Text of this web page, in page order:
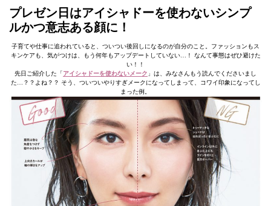
プレゼン日はアイシャドーを使わないシンプ
ルかつ意志ある顔に！
子育てや仕事に追われていると、ついつい後回しになるのが自分のこと。ファッションもス
キンケアも、気がつけは、もう何年もアップデートしていない…！ なんて事態はぜひ避けた
い！！
先日ご紹介した「アイシャドーを使わないメーク 」は、みなさんもう読んでくださいまし
た…？？よね？？ そう、ついついやりすぎメークになってしまって、コワイ印象になってし
まった例。